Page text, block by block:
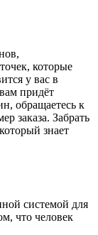
которые
у вас в
придёт
обращаетесь к
заказа. Забрать
знает
системой для
что человек